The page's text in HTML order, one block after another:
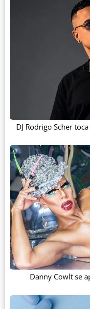
DJ Rodrigo Scher
Danny Cowlt se